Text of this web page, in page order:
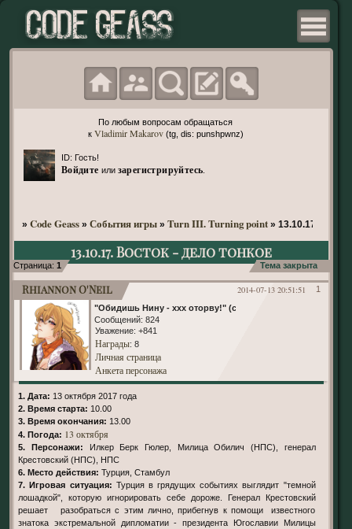
По любым вопросам обращаться
к Vladimir Makarov(tg, dis: punshpwnz)
ID: Гость!
Войдите или зарегистрируйтесь
» Code Geass » События игры » Turn III. Turning point » 13.10.17.
13.10.17. Восток - дело тонкое
Страница: 1 Тема закрыта
1
2014-07-13 20:51:51
Rhiannon O'Neil
"Обидишь Нину - ххх оторву!" (с)
Сообщений: 824
Уважение: +841
Награды: 8
Личная страница
Анкета персонажа
1. Дата: 13 октября 2017 года
2. Время старта: 10.00
3. Время окончания: 13.00
4. Погода: 13 октября
5. Персонажи: Илкер Берк Гюлер, Милица Обилич (НПС), генерал
Крестовский (НПС), НПС
6. Место действия: Турция, Стамбул
7. Игровая ситуация: Турция в грядущих событиях выглядит "темной
лошадкой", которую игнорировать себе дороже. Генерал Крестовский
решает разобраться с этим лично, прибегнув к помощи известного
знатока экстремальной дипломатии - президента Югославии Милицы